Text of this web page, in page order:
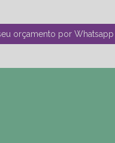
orçamento por Whatsapp